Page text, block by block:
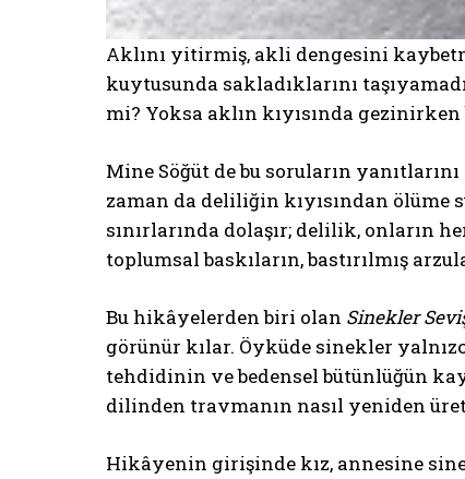
Aklını yitirmiş, akli dengesini
kuytusunda sakladıklarını
mi? Yoksa aklın kıyısında
Mine Söğüt de bu soruların
zaman da deliliğin kıyısından ölüme
sınırlarında dolaşır; delilik, onların
toplumsal baskıların, bastırılmış
Bu hikâyelerden biri olan Sinekler
görünür kılar. Öyküde sinekler
tehdidinin ve bedensel bütünlüğün
dilinden travmanın nasıl yeniden
Hikâyenin girişinde kız, annesine